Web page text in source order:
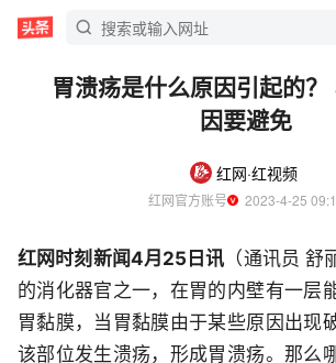
胃溃疡是什么原因引起的
因要避免
红网·红视频
红网官方账号
2023-4-25
红网时刻新闻4月25日讯 （通讯员 舒
的消化器官之一，在胃的内壁有一层
胃黏膜，当胃黏膜由于某些原因出现
该部位发生溃疡，形成胃溃疡。那么